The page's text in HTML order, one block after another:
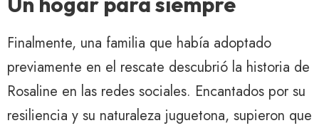
Finalmente, una familia que había adoptado
previamente en el rescate descubrió la historia de
Rosaline en las redes sociales. Encantados por su
resiliencia y su naturaleza juguetona, supieron que